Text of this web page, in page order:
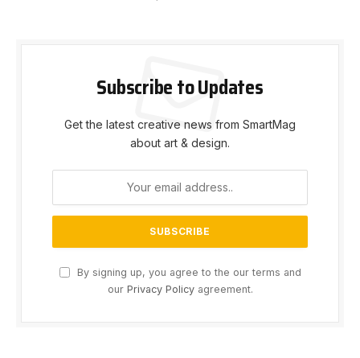
Subscribe to Updates
Get the latest creative news from SmartMag
about art & design.
By signing up, you agree to the our terms and
our Privacy Policyagreement.